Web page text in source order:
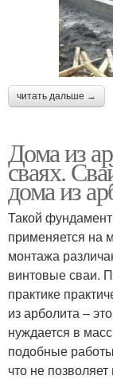
читать дальше →
Дома из
сваях.
дома из
Такой
применяется на
монтажа
винтовые сваи.
практике
из арболита –
нуждается в
подобные
что не